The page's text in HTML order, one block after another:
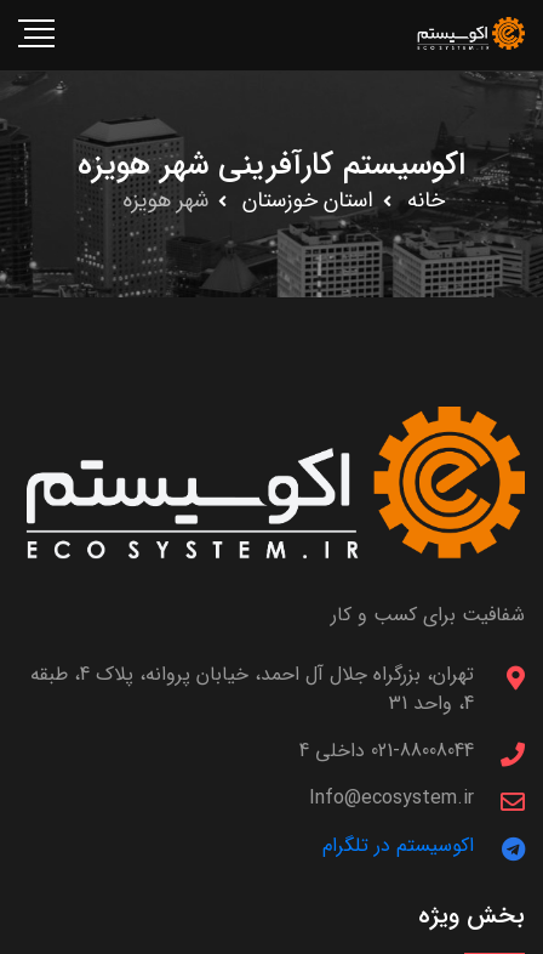
اکوسیستم کارآفرینی شهر هویزه
خانه استان خوزستان شهر هویزه
شفافیت برای کسب و کار
تهران، بزرگراه جلال آل احمد، خیابان پروانه، پلاک 4، طبقه
4، واحد 31
021-88008044 داخلی 4
Info@ecosystem.ir
اکوسیستم در تلگرام
بخش ویژه